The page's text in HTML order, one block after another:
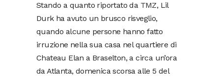
Stando a quanto riportato da TMZ, Lil
Durk ha avuto un brusco risveglio,
quando alcune persone hanno fatto
irruzione nella sua casa nel quartiere di
Chateau Elan a Braselton, a circa un’ora
da Atlanta, domenica scorsa alle 5 del